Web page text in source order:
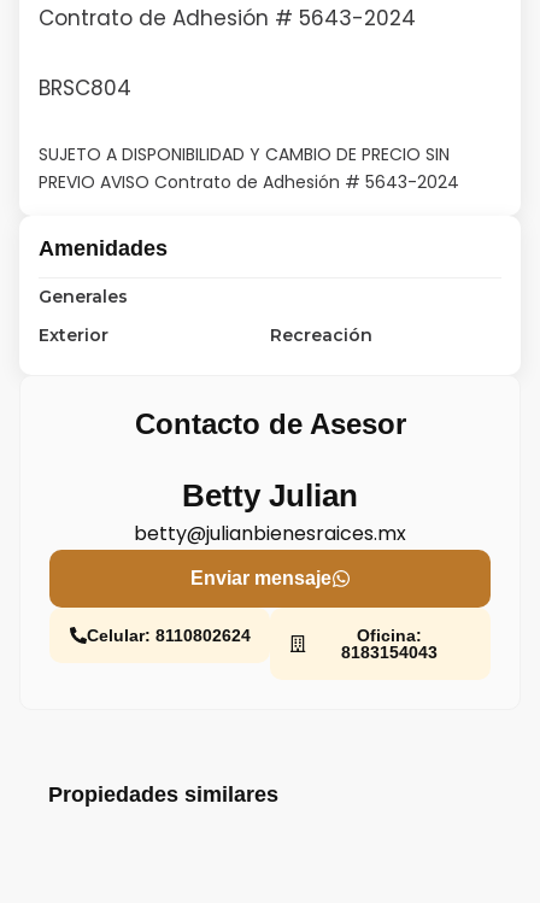
Contrato de Adhesión # 5643-2024
BRSC804
SUJETO A DISPONIBILIDAD Y CAMBIO DE PRECIO SIN
PREVIO AVISO Contrato de Adhesión # 5643-2024
Amenidades
Generales
Exterior
Recreación
Contacto de Asesor
Betty Julian
betty@julianbienesraices.mx
Enviar mensaje
Celular: 8110802624
Oficina:
8183154043
Propiedades similares